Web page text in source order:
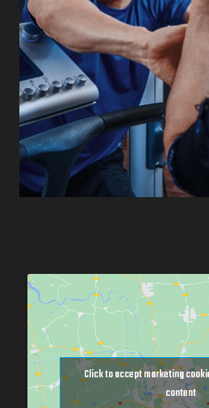
Click to accept marketing
content